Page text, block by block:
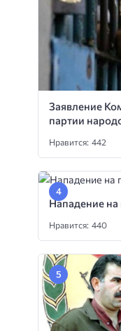
Заявление
партии
Нравится: 442
Нападение
Нравится: 440